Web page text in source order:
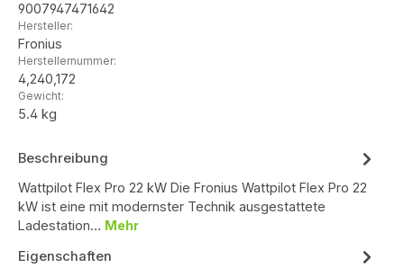
9007947471642
Hersteller:
Fronius
Herstellernummer:
4,240,172
Gewicht:
5.4 kg
Beschreibung
Wattpilot Flex Pro 22 kW Die Fronius Wattpilot Flex Pro 22
kW ist eine mit modernster Technik ausgestattete
Ladestation… Mehr
Eigenschaften